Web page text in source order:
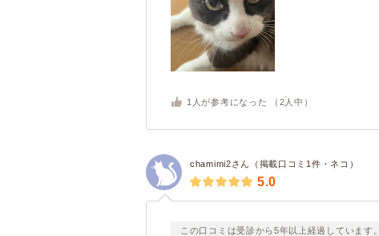
1 人が参考になった （ 2 人中）
chamimi2さん（掲載口コミ1件・ネコ）
5.0
この口コミは受診から5年以上経過しています。